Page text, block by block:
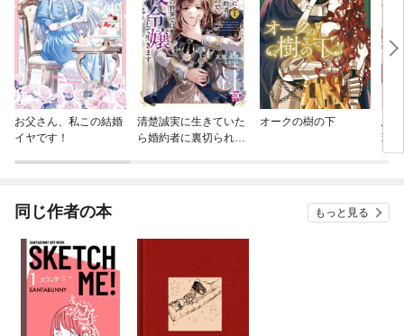
お父さん、私この結婚
イヤです！
清楚誠実に生きていた
ら婚約者に裏切られた
オークの樹の下
悪
理
ま
同じ作者の本 もっと見る